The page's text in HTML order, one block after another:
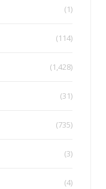
(1)
(114)
(1,428)
(31)
(735)
(3)
(4)